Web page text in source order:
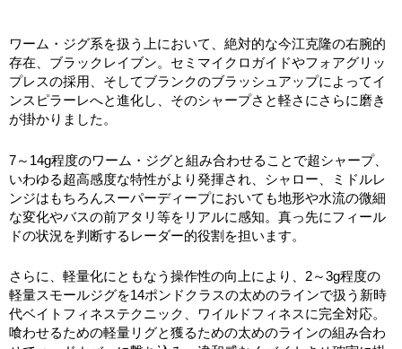
ワーム・ジグ系を扱う上において、絶対的な今江克隆の右腕的
存在、ブラックレイブン。セミマイクロガイドやフォアグリッ
プレスの採用、そしてブランクのブラッシュアップによってイ
ンスピラーレへと進化し、そのシャープさと軽さにさらに磨き
が掛かりました。
7～14g程度のワーム・ジグと組み合わせることで超シャープ、
いわゆる超高感度な特性がより発揮され、シャロー、ミドルレ
ンジはもちろんスーパーディープにおいても地形や水流の微細
な変化やバスの前アタリ等をリアルに感知。真っ先にフィール
ドの状況を判断するレーダー的役割を担います。
さらに、軽量化にともなう操作性の向上により、2～3g程度の
軽量スモールジグを14ポンドクラスの太めのラインで扱う新時
代ベイトフィネステクニック、ワイルドフィネスに完全対応。
喰わせるための軽量リグと獲るための太めのラインの組み合わ